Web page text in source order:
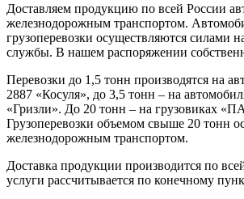
Доставляем продукцию по всей России
железнодорожным транспортом.
грузоперевозки осуществляются силами
службы. В нашем распоряжении
Перевозки до 1,5 тонн производятся на
2887 «Косуля», до 3,5 тонн – на
«Гризли». До 20 тонн – на грузовиках
Грузоперевозки объемом свыше 20 тонн
железнодорожным транспортом.
Доставка продукции производится по
услуги рассчитывается по конечному